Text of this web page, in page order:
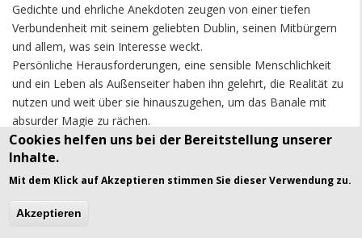
Gedichte und ehrliche Anekdoten zeugen von einer tiefen
Verbundenheit mit seinem geliebten Dublin, seinen Mitbürgern
und allem, was sein Interesse weckt.
Persönliche Herausforderungen, eine sensible Menschlichkeit
und ein Leben als Außenseiter haben ihn gelehrt, die Realität zu
nutzen und weit über sie hinauszugehen, um das Banale mit
absurder Magie zu rächen.
Patrick Ingoldsby
Fernsehmoderator. Er moderierte Kindersendungen, schrieb
Cookies helfen uns bei der Bereitstellung unserer
Inhalte.
Mit dem Klick auf Akzeptieren stimmen Sie dieser Verwendung zu.
Akzeptieren